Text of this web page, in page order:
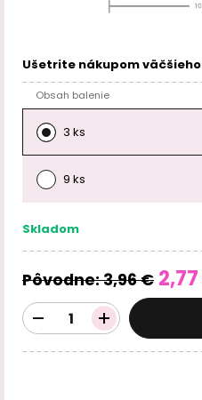
Ušetrite nákupom
Obsah balenie
3 ks
9 ks
Skladom
Pôvodne:3,96 €